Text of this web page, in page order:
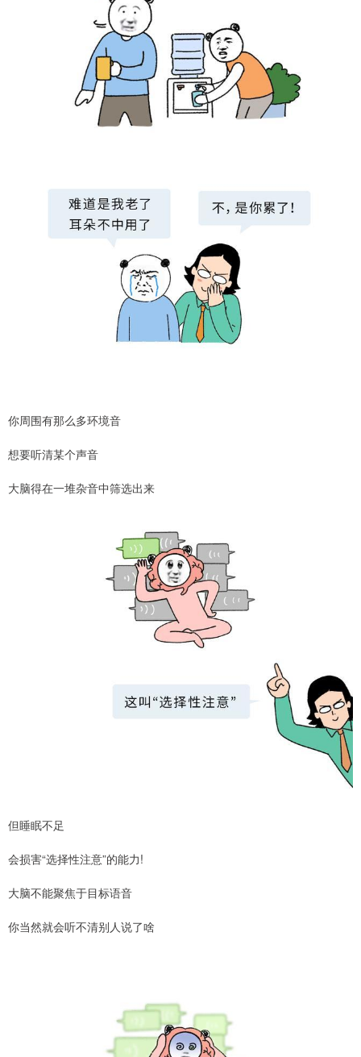
你周围有那么多环境音
想要听清某个声音
大脑得在一堆杂音中筛选出来
但睡眠不足
会损害“选择性注意”的能力!
大脑不能聚焦于目标语音
你当然就会听不清别人说了啥